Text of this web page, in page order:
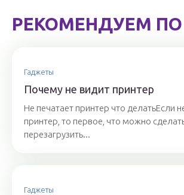
РЕКОМЕНДУЕМ
Гаджеты
Почему не видит принтер
Не печатает принтер что делатьЕсли
принтер, то первое, что можно
перезагрузить...
Гаджеты